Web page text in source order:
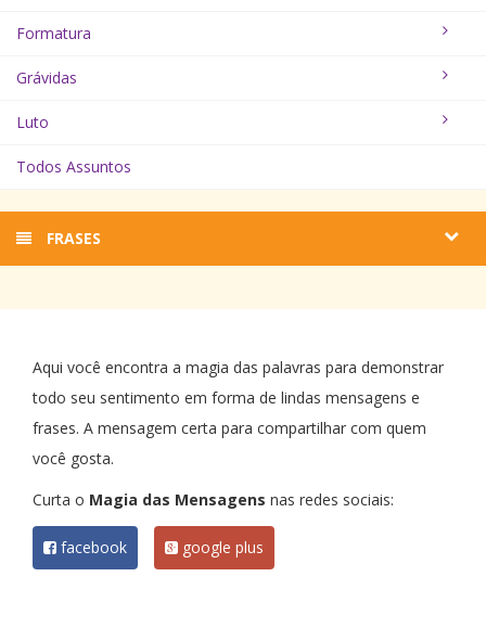
Formatura
Grávidas
Luto
Todos Assuntos
FRASES
Aqui você encontra a magia das palavras para demonstrar
todo seu sentimento em forma de lindas mensagens e
frases. A mensagem certa para compartilhar com quem
você gosta.
Curta o Magia das Mensagens nas redes sociais:
facebook google plus